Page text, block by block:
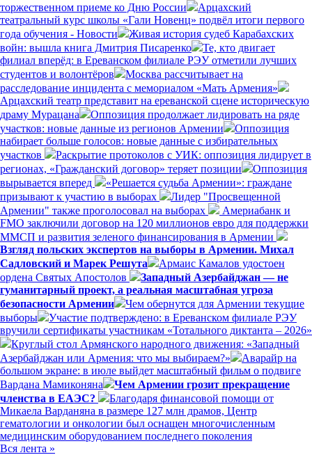
торжественном приеме ко Дню России
Арцахский
театральный курс школы «Гали Новенц» подвёл итоги первого
года обучения - Новости
Живая история судеб Карабахских
войн: вышла книга Дмитрия Писаренко
Те, кто двигает
филиал вперёд: в Ереванском филиале РЭУ отметили лучших
студентов и волонтёров
Москва рассчитывает на
расследование инцидента с мемориалом «Мать Армения»
Арцахский театр представит на ереванской сцене историческую
драму Мурацана
Оппозиция продолжает лидировать на ряде
участков: новые данные из регионов Армении
Оппозиция
набирает больше голосов: новые данные с избирательных
участков
Раскрытие протоколов с УИК: оппозиция лидирует в
регионах, «Гражданский договор» теряет позиции
Оппозиция
вырывается вперед
«Решается судьба Армении»: граждане
призывают к участию в выборах
Лидер "Просвещенной
Армении" также проголосовал на выборах
Америабанк и
FMO заключили договор на 120 миллионов евро для поддержки
ММСП и развития зеленого финансирования в Армении
Взгляд польских экспертов на выборы в Армении. Михал
Садловский и Марек Решута
Армаис Камалов удостоен
ордена Святых Апостолов
Западный Азербайджан — не
гуманитарный проект, а реальная масштабная угроза
безопасности Армении
Чем обернутся для Армении текущие
выборы
Участие подтверждено: в Ереванском филиале РЭУ
вручили сертификаты участникам «Тотального диктанта – 2026»
Круглый стол Армянского народного движения: «Западный
Азербайджан или Армения: что мы выбираем?»
Аварайр на
большом экране: в июле выйдет масштабный фильм о подвиге
Вардана Мамиконяна
Чем Армении грозит прекращение
членства в ЕАЭС?
Благодаря финансовой помощи от
Микаела Варданяна в размере 127 млн драмов, Центр
гематологии и онкологии был оснащен многочисленным
медицинским оборудованием последнего поколения
Вся лента »